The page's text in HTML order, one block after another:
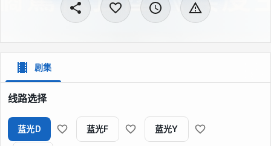
剧集
线路选择
蓝光D 蓝光F 蓝光Y